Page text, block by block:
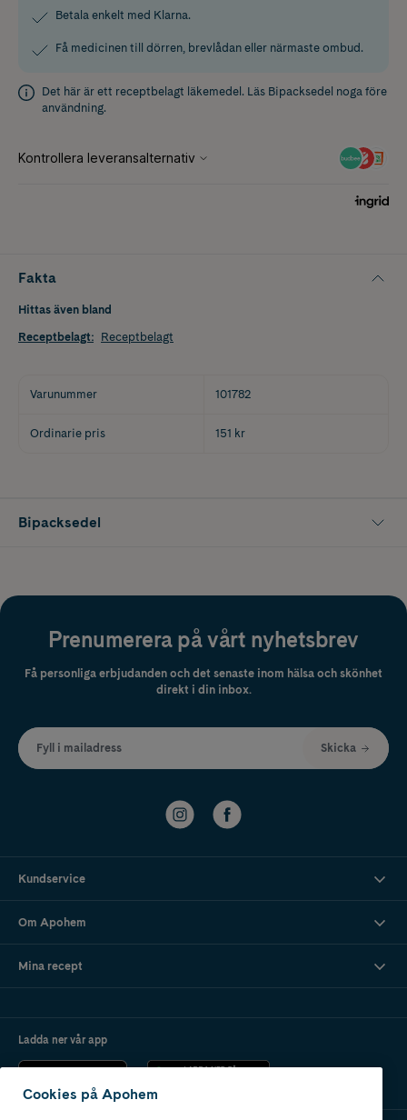
Betala enkelt med Klarna.
Få medicinen till dörren, brevlådan eller närmaste ombud.
Det här är ett receptbelagt läkemedel. Läs Bipacksedel noga före
användning.
Fakta
Hittas även bland
Receptbelagt: Receptbelagt
Varunummer 101782
Ordinarie pris 151 kr
Bipacksedel
Prenumerera på vårt nyhetsbrev
Få personliga erbjudanden och det senaste inom hälsa och skönhet
direkt i din inbox.
Fyll i mailadress Skicka
Kundservice
Om Apohem
Mina recept
Ladda ner vår app
Cookies på Apohem